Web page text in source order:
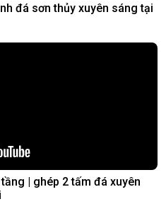
đá sơn thủy xuyên sáng tại
| ghép 2 tấm đá xuyên